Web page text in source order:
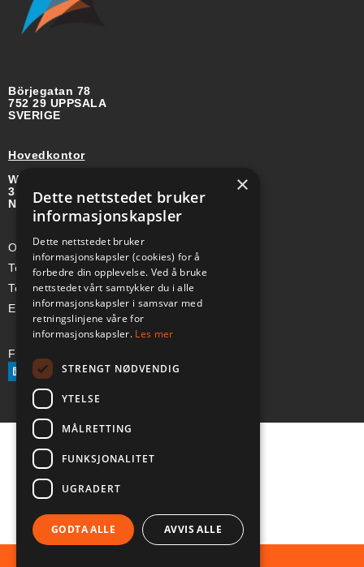
Börjegatan 78
752 29 UPPSALA
SVERIGE
Hovedkontor
Wirgenes vei 8B
3157 BARKÅKER
NORGE
Org-nr: 985 958 203 MVA
Telefon (Nor): +47 334 50 910
Telefon (Swe): +46 70-748 08 19
E-post: sales@a-ss.net
Følg oss på:
×
Dette nettstedet bruker
informasjonskapsler
Dette nettstedet bruker
informasjonskapsler (cookies) for å
forbedre din opplevelse. Ved å bruke
nettstedet vårt samtykker du i alle
informasjonskapsler i samsvar med
retningslinjene våre for
informasjonskapsler. Les mer
STRENGT NØDVENDIG
YTELSE
MÅLRETTING
FUNKSJONALITET
UGRADERT
GODTA ALLE AVVIS ALLE